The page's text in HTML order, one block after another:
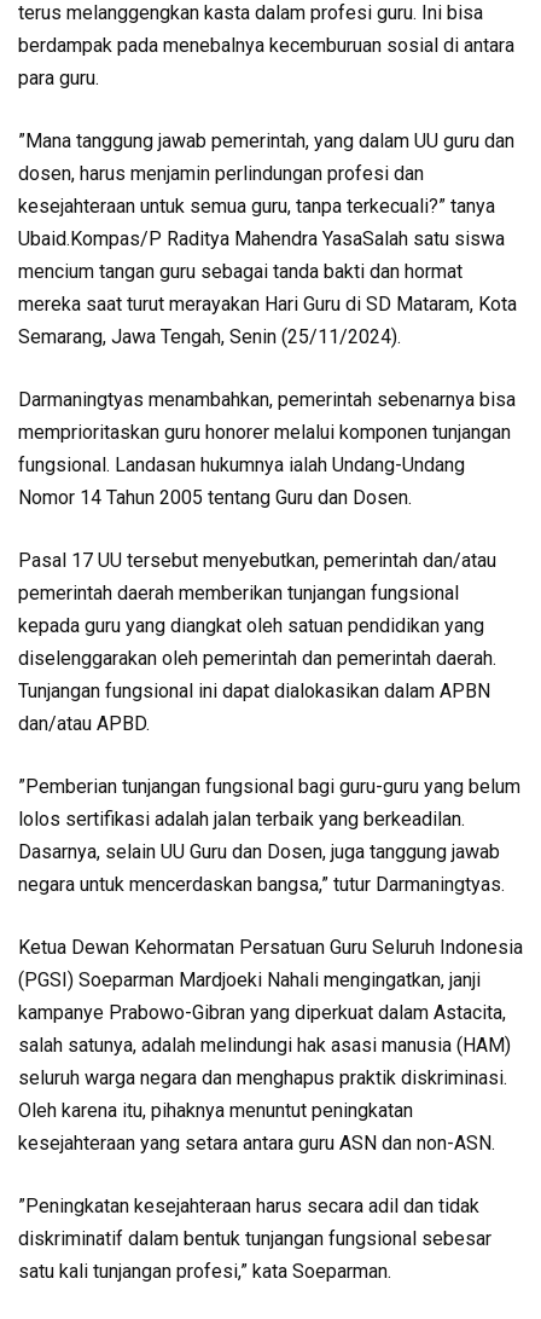
terus melanggengkan kasta dalam profesi guru. Ini bisa
berdampak pada menebalnya kecemburuan sosial di antara
para guru.
”Mana tanggung jawab pemerintah, yang dalam UU guru dan
dosen, harus menjamin perlindungan profesi dan
kesejahteraan untuk semua guru, tanpa terkecuali?” tanya
Ubaid.Kompas/P Raditya Mahendra YasaSalah satu siswa
mencium tangan guru sebagai tanda bakti dan hormat
mereka saat turut merayakan Hari Guru di SD Mataram, Kota
Semarang, Jawa Tengah, Senin (25/11/2024).
Darmaningtyas menambahkan, pemerintah sebenarnya bisa
memprioritaskan guru honorer melalui komponen tunjangan
fungsional. Landasan hukumnya ialah Undang-Undang
Nomor 14 Tahun 2005 tentang Guru dan Dosen.
Pasal 17 UU tersebut menyebutkan, pemerintah dan/atau
pemerintah daerah memberikan tunjangan fungsional
kepada guru yang diangkat oleh satuan pendidikan yang
diselenggarakan oleh pemerintah dan pemerintah daerah.
Tunjangan fungsional ini dapat dialokasikan dalam APBN
dan/atau APBD.
”Pemberian tunjangan fungsional bagi guru-guru yang belum
lolos sertifikasi adalah jalan terbaik yang berkeadilan.
Dasarnya, selain UU Guru dan Dosen, juga tanggung jawab
negara untuk mencerdaskan bangsa,” tutur Darmaningtyas.
Ketua Dewan Kehormatan Persatuan Guru Seluruh Indonesia
(PGSI) Soeparman Mardjoeki Nahali mengingatkan, janji
kampanye Prabowo-Gibran yang diperkuat dalam Astacita,
salah satunya, adalah melindungi hak asasi manusia (HAM)
seluruh warga negara dan menghapus praktik diskriminasi.
Oleh karena itu, pihaknya menuntut peningkatan
kesejahteraan yang setara antara guru ASN dan non-ASN.
”Peningkatan kesejahteraan harus secara adil dan tidak
diskriminatif dalam bentuk tunjangan fungsional sebesar
satu kali tunjangan profesi,” kata Soeparman.